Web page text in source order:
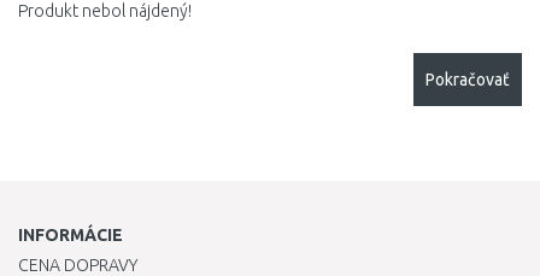
Produkt nebol nájdený!
Pokračovať
INFORMÁCIE
CENA DOPRAVY